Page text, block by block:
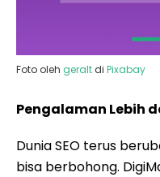
Foto oleh geralt di Pixabay
Pengalaman Lebih
Dunia SEO terus
bisa berbohong.